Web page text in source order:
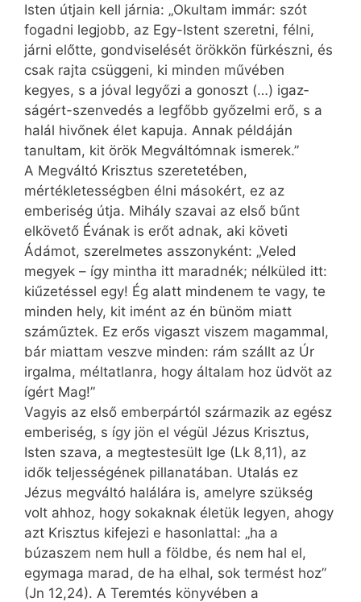
Isten útjain kell járnia: „Okultam immár: szót
fogadni legjobb, az Egy-Istent szeretni, félni,
járni előtte, gondviselését örökkön fürkészni, és
csak rajta csüggeni, ki minden művében
kegyes, s a jóval legyőzi a gonoszt (…) igaz­
ságért-szenvedés a legfőbb győzelmi erő, s a
halál hivőnek élet kapuja. Annak példáján
tanultam, kit örök Megváltómnak ismerek.”
A Megváltó Krisztus szeretetében,
mértékletességben élni másokért, ez az
emberiség útja. Mihály szavai az első bűnt
elkövető Évának is erőt adnak, aki követi
Ádámot, szerelmetes asszonyként: „Veled
megyek – így mintha itt maradnék; nélküled itt:
kiűzetéssel egy! Ég alatt mindenem te vagy, te
minden hely, kit imént az én bünöm miatt
száműztek. Ez erős vigaszt viszem magammal,
bár miattam veszve minden: rám szállt az Úr
irgalma, méltatlanra, hogy általam hoz üdvöt az
ígért Mag!”
Vagyis az első emberpártól származik az egész
emberiség, s így jön el végül Jézus Krisztus,
Isten szava, a megtestesült Ige (Lk 8,11), az
idők teljességének pillanatában. Utalás ez
Jézus megváltó halálára is, amelyre szükség
volt ahhoz, hogy sokaknak életük legyen, ahogy
azt Krisztus kifejezi e hasonlattal: „ha a
búzaszem nem hull a földbe, és nem hal el,
egymaga marad, de ha elhal, sok termést hoz”
(Jn 12,24). A Teremtés könyvében a